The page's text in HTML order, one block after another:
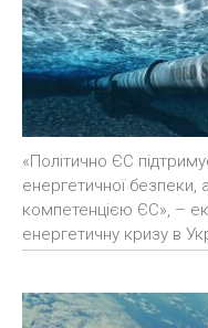
«Політично ЄС
енергетичної
компетенцією ЄС», –
енергетичну кризу в